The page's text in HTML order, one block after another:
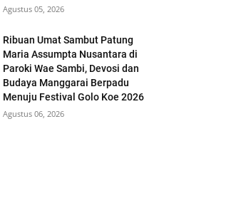
Agustus 05, 2026
Ribuan Umat Sambut Patung
Maria Assumpta Nusantara di
Paroki Wae Sambi, Devosi dan
Budaya Manggarai Berpadu
Menuju Festival Golo Koe 2026
Agustus 06, 2026